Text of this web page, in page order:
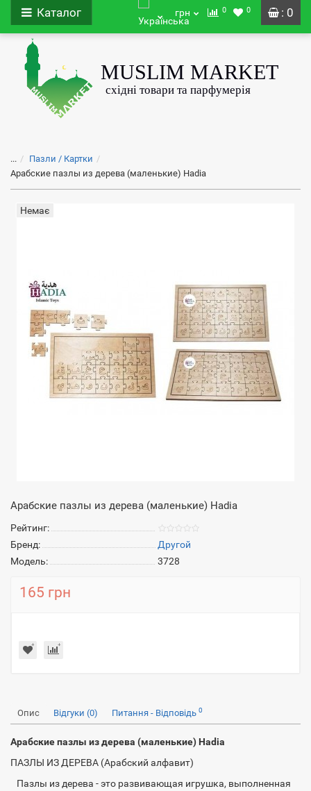
: 0
Каталог грн 0 0
...
Пазли / Картки
Арабские пазлы из дерева (маленькие) Hadia
Немає
Арабские пазлы из дерева (маленькие) Hadia
Рейтинг:
Бренд:
Другой
Модель:
3728
165 грн
Опис Відгуки (0) Питання - Відповідь 0
Арабские пазлы из дерева (маленькие) Hadia
ПАЗЛЫ ИЗ ДЕРЕВА (Арабский алфавит)
Пазлы из дерева - это развивающая игрушка, выполненная